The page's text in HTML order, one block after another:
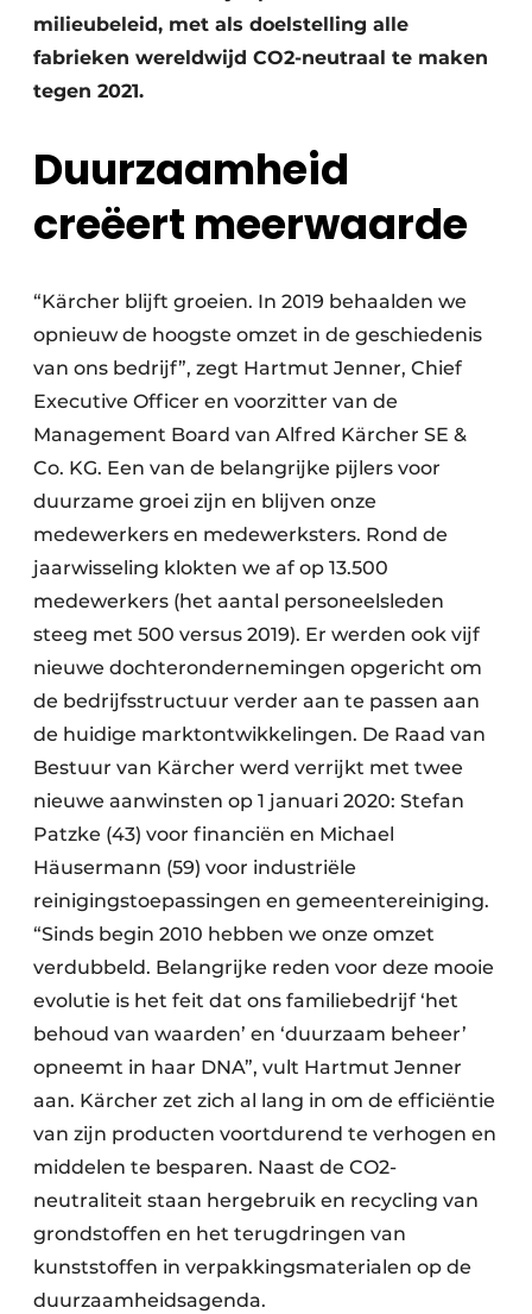
milieubeleid, met als doelstelling alle
fabrieken wereldwijd CO2-neutraal te maken
tegen 2021.
Duurzaamheid
creëert meerwaarde
“Kärcher blijft groeien. In 2019 behaalden we
opnieuw de hoogste omzet in de geschiedenis
van ons bedrijf”, zegt Hartmut Jenner, Chief
Executive Officer en voorzitter van de
Management Board van Alfred Kärcher SE &
Co. KG. Een van de belangrijke pijlers voor
duurzame groei zijn en blijven onze
medewerkers en medewerksters. Rond de
jaarwisseling klokten we af op 13.500
medewerkers (het aantal personeelsleden
steeg met 500 versus 2019). Er werden ook vijf
nieuwe dochterondernemingen opgericht om
de bedrijfsstructuur verder aan te passen aan
de huidige marktontwikkelingen. De Raad van
Bestuur van Kärcher werd verrijkt met twee
nieuwe aanwinsten op 1 januari 2020: Stefan
Patzke (43) voor financiën en Michael
Häusermann (59) voor industriële
reinigingstoepassingen en gemeentereiniging.
“Sinds begin 2010 hebben we onze omzet
verdubbeld. Belangrijke reden voor deze mooie
evolutie is het feit dat ons familiebedrijf ‘het
behoud van waarden’ en ‘duurzaam beheer’
opneemt in haar DNA”, vult Hartmut Jenner
aan. Kärcher zet zich al lang in om de efficiëntie
van zijn producten voortdurend te verhogen en
middelen te besparen. Naast de CO2-
neutraliteit staan ​​hergebruik en recycling van
grondstoffen en het terugdringen van
kunststoffen in verpakkingsmaterialen op de
duurzaamheidsagenda.